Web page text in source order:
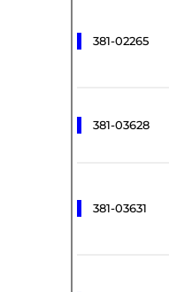
381-02265
381-03628
381-03631